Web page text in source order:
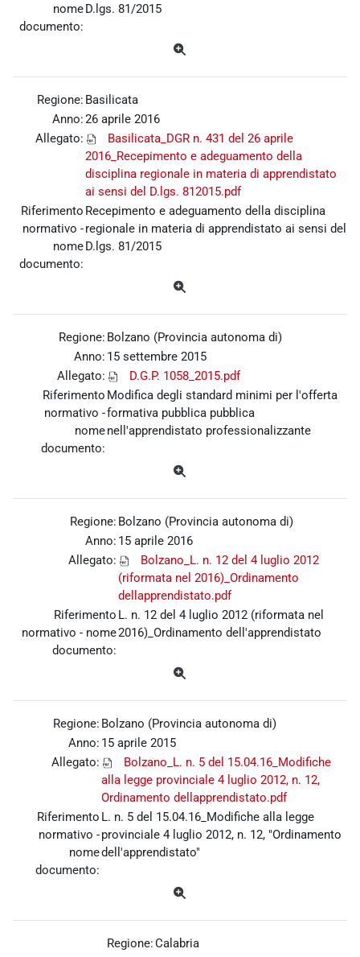
nome
documento:
D.lgs. 81/2015
Regione: Basilicata
Anno:26 aprile 2016
Allegato:
Basilicata_DGR n. 431 del 26 aprile
2016_Recepimento e adeguamento della
disciplina regionale in materia di apprendistato
ai sensi del D.lgs. 812015.pdf
Riferimento
normativo -
nome
documento:
Recepimento e adeguamento della disciplina
regionale in materia di apprendistato ai sensi del
D.lgs. 81/2015
Regione: Bolzano (Provincia autonoma di)
Anno: 15 settembre 2015
Allegato:
D.G.P. 1058_2015.pdf
Riferimento
normativo -
nome
documento:
Modifica degli standard minimi per l'offerta
formativa pubblica pubblica
nell'apprendistato professionalizzante
Regione: Bolzano (Provincia autonoma di)
Anno: 15 aprile 2016
Allegato:
Bolzano_L. n. 12 del 4 luglio 2012
(riformata nel 2016)_Ordinamento
dellapprendistato.pdf
Riferimento
normativo - nome
documento:
L. n. 12 del 4 luglio 2012 (riformata nel
2016)_Ordinamento dell'apprendistato
Regione: Bolzano (Provincia autonoma di)
Anno: 15 aprile 2015
Allegato:
Bolzano_L. n. 5 del 15.04.16_Modifiche
alla legge provinciale 4 luglio 2012, n. 12,
Ordinamento dellapprendistato.pdf
Riferimento
normativo -
nome
documento:
L. n. 5 del 15.04.16_Modifiche alla legge
provinciale 4 luglio 2012, n. 12, "Ordinamento
dell'apprendistato"
Regione:Calabria